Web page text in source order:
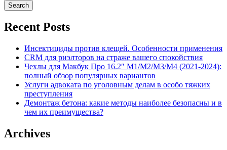
Recent Posts
Инсектициды против клещей. Особенности применения
CRM для риэлторов на страже вашего спокойствия
Чехлы для Макбук Про 16.2″ M1/M2/M3/M4 (2021-2024):
полный обзор популярных вариантов
Услуги адвоката по уголовным делам в особо тяжких
преступления
Демонтаж бетона: какие методы наиболее безопасны и в
чем их преимущества?
Archives